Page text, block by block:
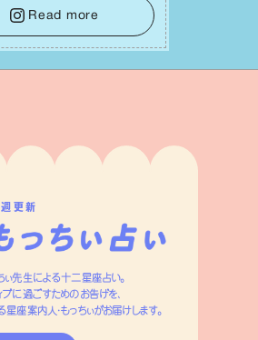
のブレない決意が、あなたにと
で安定した成果を引き寄せま
Read more
更新
先生による十二星座占い。
に過ごすためのお告げを、
座案内人・もっちぃがお届けします。